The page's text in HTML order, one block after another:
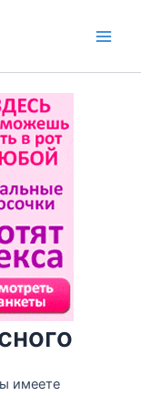
имеете